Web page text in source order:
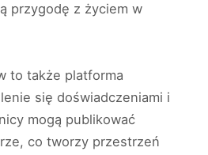
przygodę z życiem w
to także platforma
się doświadczeniami i
mogą publikować
co tworzy przestrzeń